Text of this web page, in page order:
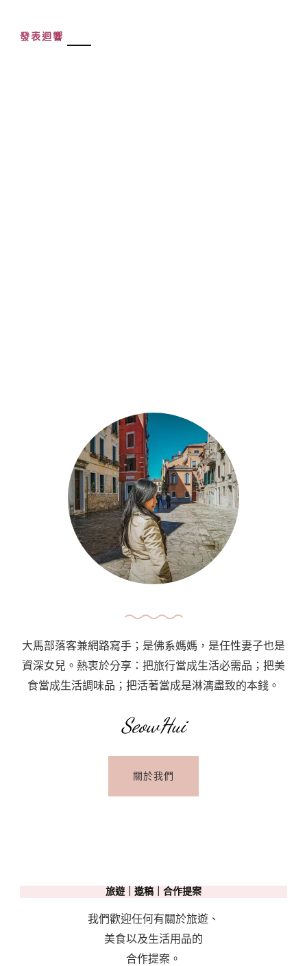
發表迴響
大馬部落客兼網路寫手；是佛系媽媽，是任性妻子也是
資深女兒。熱衷於分享：把旅行當成生活必需品；把美
食當成生活調味品；把活著當成是淋漓盡致的本錢。
SeowHui
關於我們
旅遊｜邀稿｜合作提案
我們歡迎任何有關於旅遊、
美食以及生活用品的
合作提案。